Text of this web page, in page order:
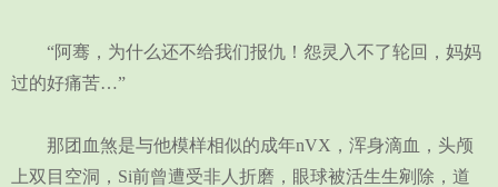
“阿骞，为什么还不给我们报仇！怨灵入不了轮回，妈妈
过的好痛苦…”
那团血煞是与他模样相似的成年nVX，浑身滴血，头颅
上双目空洞，Si前曾遭受非人折磨，眼球被活生生剜除，道